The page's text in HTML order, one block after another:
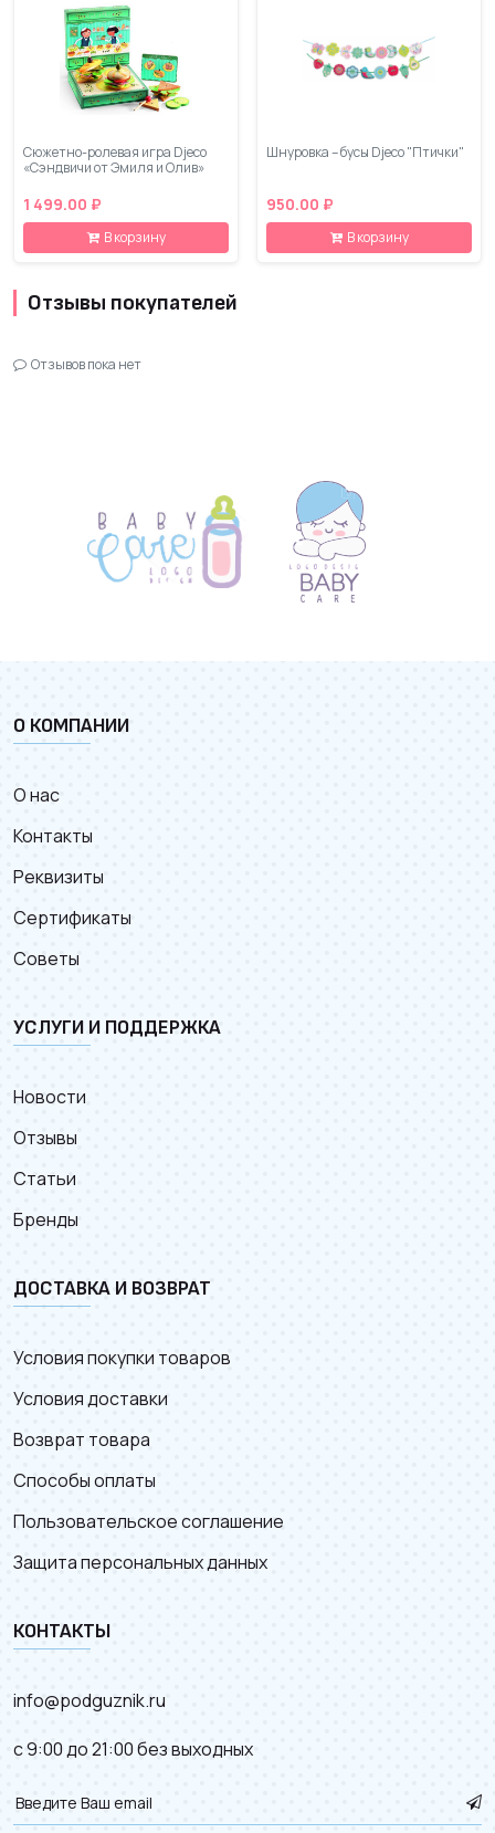
Сюжетно-ролевая игра Djeco
«Сэндвичи от Эмиля и Олив»
1 499.00 ₽
В корзину
Шнуровка – бусы Djeco "Птички"
950.00 ₽
В корзину
Отзывы покупателей
Отзывов пока нет
О КОМПАНИИ
О нас
Контакты
Реквизиты
Сертификаты
Советы
УСЛУГИ И ПОДДЕРЖКА
Новости
Отзывы
Статьи
Бренды
ДОСТАВКА И ВОЗВРАТ
Условия покупки товаров
Условия доставки
Возврат товара
Способы оплаты
Пользовательское соглашение
Защита персональных данных
КОНТАКТЫ
info@podguznik.ru
с 9:00 до 21:00 без выходных